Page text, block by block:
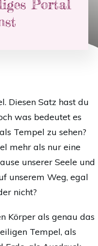
Portal
Diesen Satz hast du
was bedeutet es
Tempel zu sehen?
mehr als nur eine
unserer Seele und
unserem Weg, egal
nicht?
Körper als genau das
Tempel, als